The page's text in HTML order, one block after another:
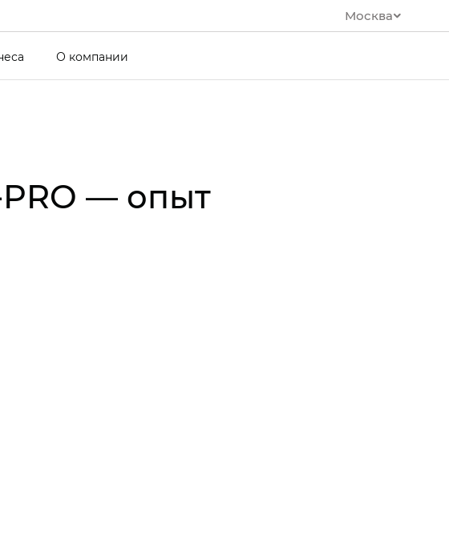
Москва
О компании
— опыт